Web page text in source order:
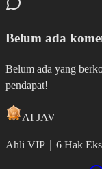
Belum ada
Belum ada yang
pendapat!
AI JAV
Ahli VIP 6 Hak